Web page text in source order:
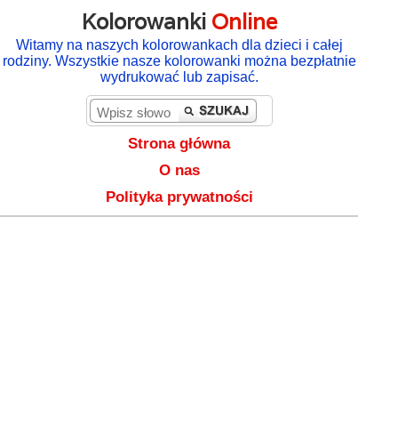
Kolorowanki Online
Witamy na naszych kolorowankach dla dzieci i całej
rodziny. Wszystkie nasze kolorowanki można bezpłatnie
wydrukować lub zapisać.
Strona główna
O nas
Polityka prywatności